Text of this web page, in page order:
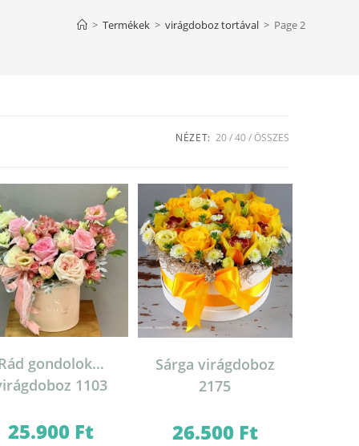
> Termékek > virágdoboz tortával > Page 2
NÉZET: 20 40 ÖSSZES
gondolok…
1103
25.900 Ft
Sárga virágdoboz
2175
26.500 Ft